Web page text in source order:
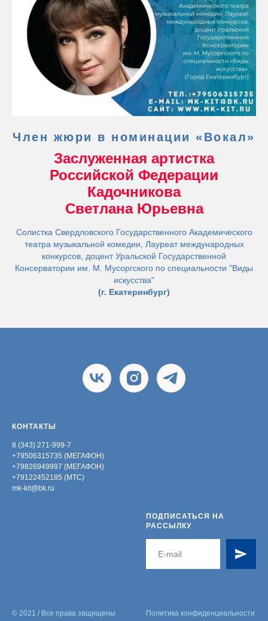
Член жюри в номинации «Вокал»
Заслуженная артистка
Российской Федерации
Кадочникова
Светлана Юрьевна
Солистка Свердловского Государственного Академического
театра музыкальной комедии, Лауреат международных
конкурсов, доцент Уральской Государственной
Консерватории им. М. Мусоргского по специальности "Виды
искусства"
(г. Екатеринбург)
КОНТАКТЫ
8 (343) 271-999-7
+79506315735 (МЕГАФОН)
+79826949997 (МЕГАФОН)
+79122452185 (МТС)
mk-kit@bk.ru
ПОДПИСАТЬСЯ НА
РАССЫЛКУ
© 2021 / Все права защищены Политика конфиденциальности